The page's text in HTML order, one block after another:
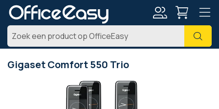
Zoek
Gigaset Comfort 550 Trio